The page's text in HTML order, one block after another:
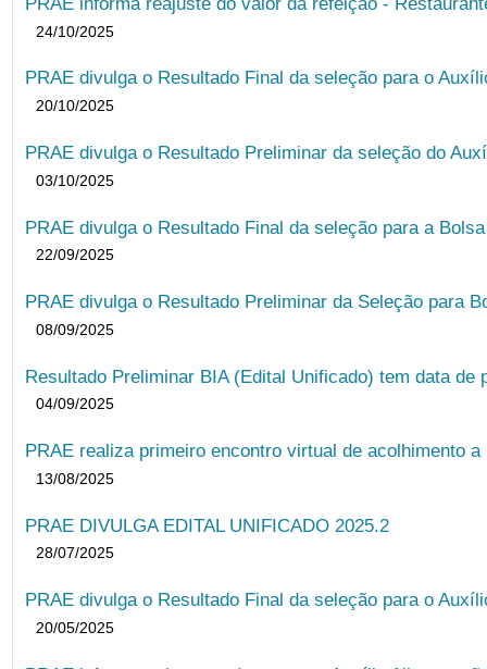
24/10/2025
PRAE divulga o Resultado Final da seleção para o
20/10/2025
PRAE divulga o Resultado Preliminar da seleção do
03/10/2025
PRAE divulga o Resultado Final da seleção para a
22/09/2025
PRAE divulga o Resultado Preliminar da Seleção para
08/09/2025
Resultado Preliminar BIA (Edital Unificado) tem data de
04/09/2025
PRAE realiza primeiro encontro virtual de acolhimento
13/08/2025
PRAE DIVULGA EDITAL UNIFICADO 2025.2
28/07/2025
PRAE divulga o Resultado Final da seleção para o
20/05/2025